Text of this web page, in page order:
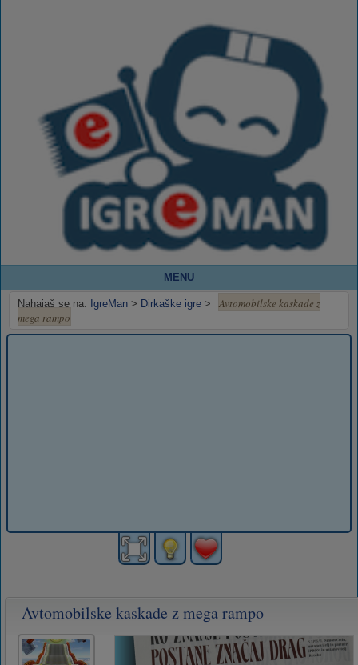
MENU
Nahajaš se na: IgreMan > Dirkaške igre >
Avtomobilske kaskade z
mega rampo
Avtomobilske kaskade z mega rampo